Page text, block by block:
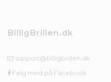
BilligBrillen.dk
support@billigbrillen.dk
Følg med på Facebook